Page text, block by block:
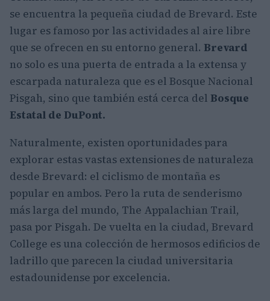
se encuentra la pequeña ciudad de Brevard. Este
lugar es famoso por las actividades al aire libre
que se ofrecen en su entorno general. Brevard
no solo es una puerta de entrada a la extensa y
escarpada naturaleza que es el Bosque Nacional
Pisgah, sino que también está cerca del Bosque
Estatal de DuPont.
Naturalmente, existen oportunidades para
explorar estas vastas extensiones de naturaleza
desde Brevard: el ciclismo de montaña es
popular en ambos. Pero la ruta de senderismo
más larga del mundo, The Appalachian Trail,
pasa por Pisgah. De vuelta en la ciudad, Brevard
College es una colección de hermosos edificios de
ladrillo que parecen la ciudad universitaria
estadounidense por excelencia.